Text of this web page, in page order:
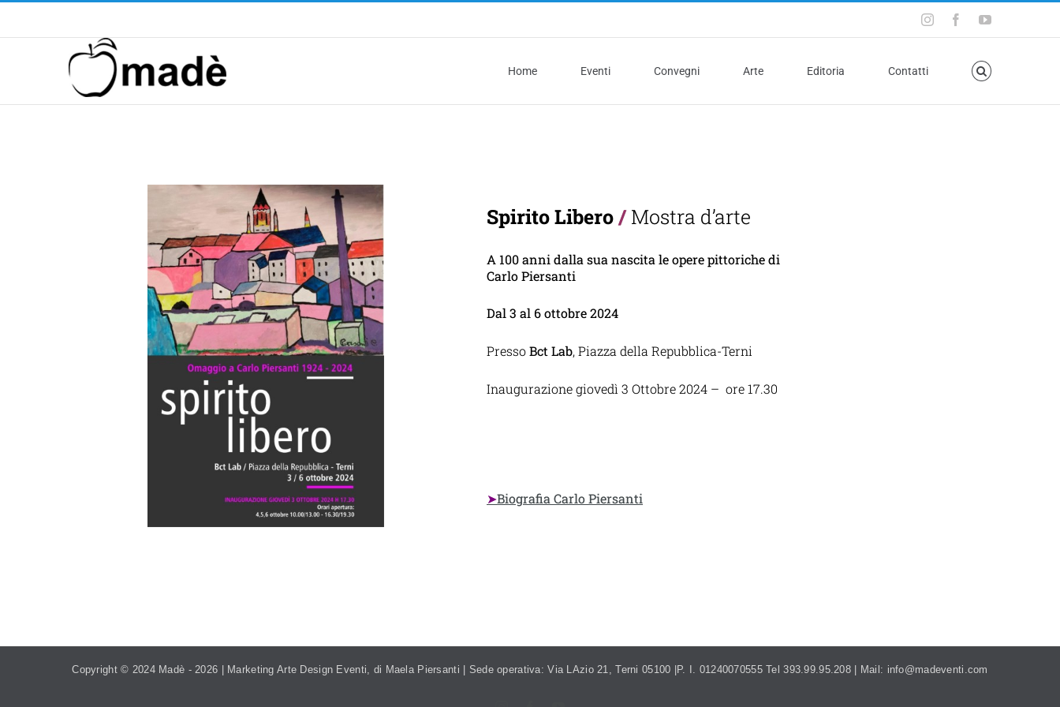
Home Eventi Convegni Arte Editoria Contatti
Spirito Libero/Mostra d’arte
A 100 anni dalla sua nascita le opere pittoriche di
Carlo Piersanti
Dal 3 al 6 ottobre 2024
PressoBct Lab, Piazza della Repubblica-Terni
Inaugurazione giovedì 3 Ottobre 2024 – ore 17.30
➤Biografia Carlo Piersanti
Copyright © 2024 Madè - 2026 | Marketing Arte Design Eventi, di Maela Piersanti | Sede operativa: Via LAzio 21, Terni 05100 |P. I. 01240070555 Tel 393.99.95.208 | Mail: info@madeventi.com